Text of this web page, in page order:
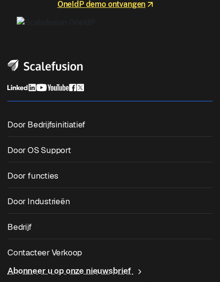
OneIdP demo ontvangen
Door Bedrijfsinitiatief
Kiosksoftware
Breng uw eigen apparaat mee (BYOD)
Door OS Support
iOS-beheer
Linux-beheer
ChromeOS Management
Door functies
Voorwaardelijke toegang
Controle op afstand
Door Industrieën
Bedrijf
Waarom Scalefusion
Contacteer Verkoop
sales[at]scalefusion.com
Abonneer u op onze nieuwsbrief